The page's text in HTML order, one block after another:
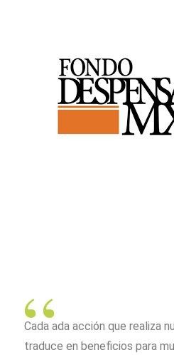
Cada ada acción que realiza
traduce en beneficios para